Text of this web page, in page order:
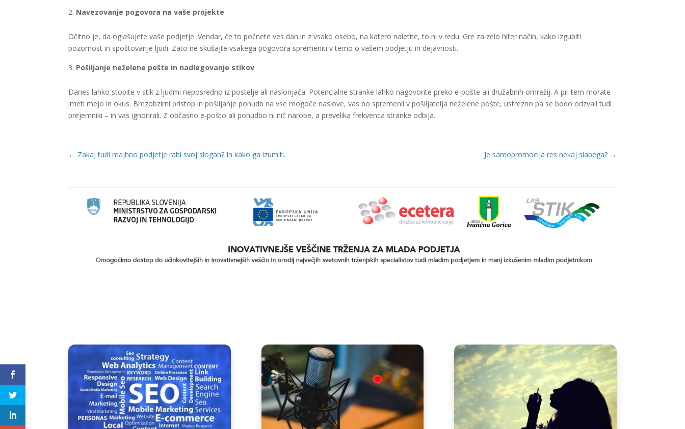
Navezovanje pogovora na vaše projekte
Očitno je, da oglašujete vaše podjetje. Vendar, če to počnete ves dan in z vsako osebo, na katero naletite, to ni v redu. Gre za zelo hiter način, kako izgubiti
pozornost in spoštovanje ljudi. Zato ne skušajte vsakega pogovora spremeniti v temo o vašem podjetju in dejavnosti.
Pošiljanje neželene pošte in nadlegovanje stikov
Danes lahko stopite v stik z ljudmi neposredno iz postelje ali naslonjača. Potencialne stranke lahko nagovorite preko e-pošte ali družabnih omrežij. A pri tem morate
imeti mejo in okus. Brezobzirni pristop in pošiljanje ponudb na vse mogoče naslove, vas bo spremenil v pošiljatelja neželene pošte, ustrezno pa se bodo odzvali tudi
prejemniki – in vas ignorirali. Z občasno e-pošto ali ponudbo ni nič narobe, a prevelika frekvenca stranke odbija.
← Zakaj tudi majhno podjetje rabi svoj slogan? In kako ga izumiti. Je samopromocija res nekaj slabega?→